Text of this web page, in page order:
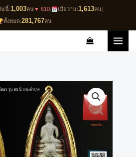
นนี้:1,003คน▼ 610| เมื่อวาน:1,613คน|
ทั้งหมด:281,767คน
Current
price
is:
฿13,000.00.